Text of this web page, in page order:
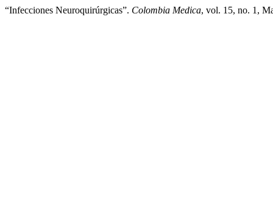
“Infecciones Neuroquirúrgicas”. Colombia Medica, vol. 15, no. 1,